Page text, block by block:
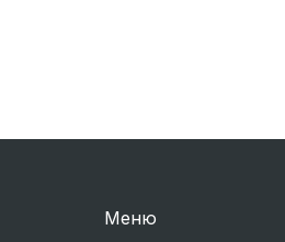
Меню